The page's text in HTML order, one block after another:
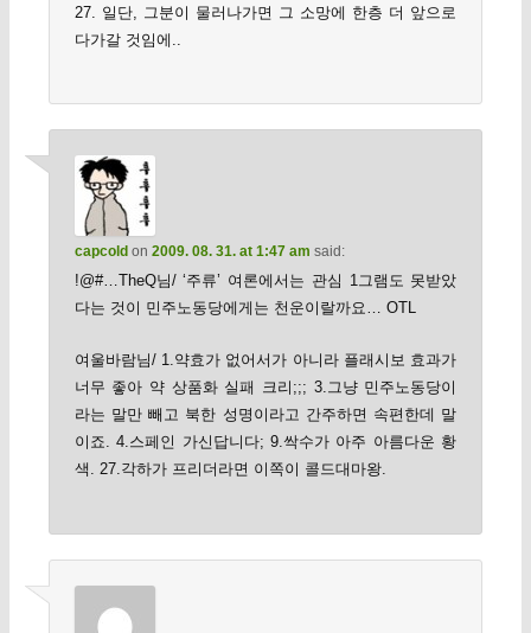
27. 일단, 그분이 물러나가면 그 소망에 한층 더 앞으로
다가갈 것임에..
capcold on 2009. 08. 31. at 1:47 am said:
!@#…TheQ님/ ‘주류’ 여론에서는 관심 1그램도 못받았
다는 것이 민주노동당에게는 천운이랄까요… OTL
여울바람님/ 1.약효가 없어서가 아니라 플래시보 효과가
너무 좋아 약 상품화 실패 크리;;; 3.그냥 민주노동당이
라는 말만 빼고 북한 성명이라고 간주하면 속편한데 말
이죠. 4.스페인 가신답니다; 9.싹수가 아주 아름다운 황
색. 27.각하가 프리더라면 이쪽이 콜드대마왕.